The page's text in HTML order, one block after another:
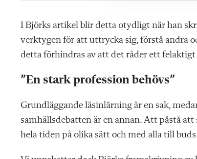
I Björks artikel blir detta otydligt när han
verktygen för att uttrycka sig, förstå andra
detta förhindras av att det råder ett
”En stark profession behövs”
Grundläggande läsinlärning är en sak,
samhällsdebatten är en annan. Att påstå
hela tiden på olika sätt och med alla till